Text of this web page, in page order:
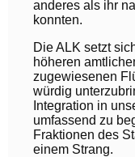
anderes als ihr
konnten.
Die ALK setzt
höheren
zugewiesenen
würdig
Integration in
umfassend zu
Fraktionen des
einem Strang.